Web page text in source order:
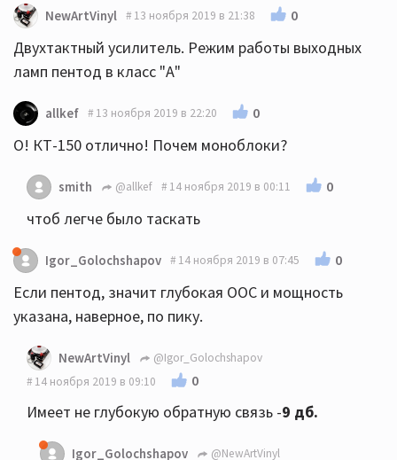
NewArtVinyl 13 ноября 2019 в 21:38 0
Двухтактный усилитель. Режим работы выходных
ламп пентод в класс "А"
allkef 13 ноября 2019 в 22:20 0
О! КТ-150 отлично! Почем моноблоки?
smith @allkef 14 ноября 2019 в 00:11 0
чтоб легче было таскать
Igor_Golochshapov 14 ноября 2019 в 07:45 0
Если пентод, значит глубокая ООС и мощность
указана, наверное, по пику.
NewArtVinyl
@Igor_Golochshapov
14 ноября 2019 в 09:10
0
Имеет не глубокую обратную связь -9 дб.
Igor_Golochshapov @NewArtVinyl